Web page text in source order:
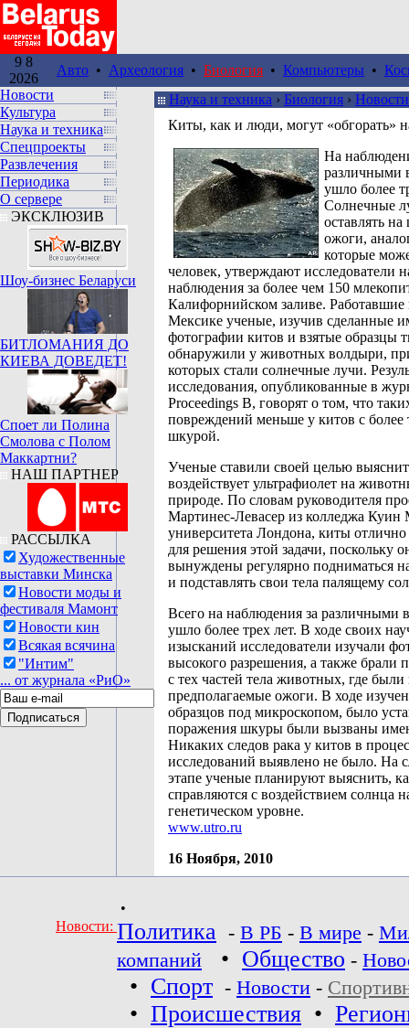
9 8
2026
Авто • Археология • Биология • Компьютеры •
Новости
Культура
Наука и техника
Спецпроекты
Развлечения
Периодика
О сервере
ЭКСКЛЮЗИВ
Шоу-бизнес Беларуси
БИТЛОМАНИЯ ДО
КИЕВА ДОВЕДЕТ!
Споет ли Полина
Смолова с Полом
Маккартни?
НАШ ПАРТНЕР
РАССЫЛКА
Художественные
выставки Минска
Новости моды и
фестиваля Мамонт
Новости кин
Всякая всячина
"Интим"
... от журнала «РиО»
Наука и техника › Биология › Новости
Киты, как и люди, могут «обгорать»
На
различными
ушло более
Солнечные
оставлять
ожоги,
которые
человек, утверждают исследователи
наблюдения за более чем 150
Калифорнийском заливе.
Мексике ученые, изучив сделанные
фотографии китов и взятые образцы
обнаружили у животных волдыри,
которых стали солнечные лучи.
исследования, опубликованные в
Proceedings B, говорят о том, что
повреждений меньше у китов с более
шкурой.
Ученые ставили своей целью
воздействует ультрафиолет на
природе. По словам руководителя
Мартинес-Левасер из колледжа Куин
университета Лондона, киты
для решения этой задачи, поскольку
вынуждены регулярно подниматься
и подставлять свои тела палящему
Всего на наблюдения за различными
ушло более трех лет. В ходе своих
изысканий исследователи изучали
высокого разрешения, а также брали
с тех частей тела животных, где
предполагаемые ожоги. В ходе
образцов под микроскопом, было
поражения шкуры были вызваны
Никаких следов рака у китов в
исследований выявлено не было. На
этапе ученые планируют выяснить,
справляются с воздействием солнца
генетическом уровне.
www.utro.ru
16 Ноября, 2010
•
Новости: Политика - В РБ - В мире -
компаний
• Общество -
• Спорт - Новости -
• Происшествия •